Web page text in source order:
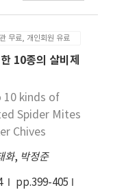
밀도가 낮게 관
이 화학적방제
기의 주요해충
애를 이용한 생물
무료, 개인회원 유료
10종의 살비제
10 kinds of
Spider Mites
Chives
화, 박정준
pp.399-405